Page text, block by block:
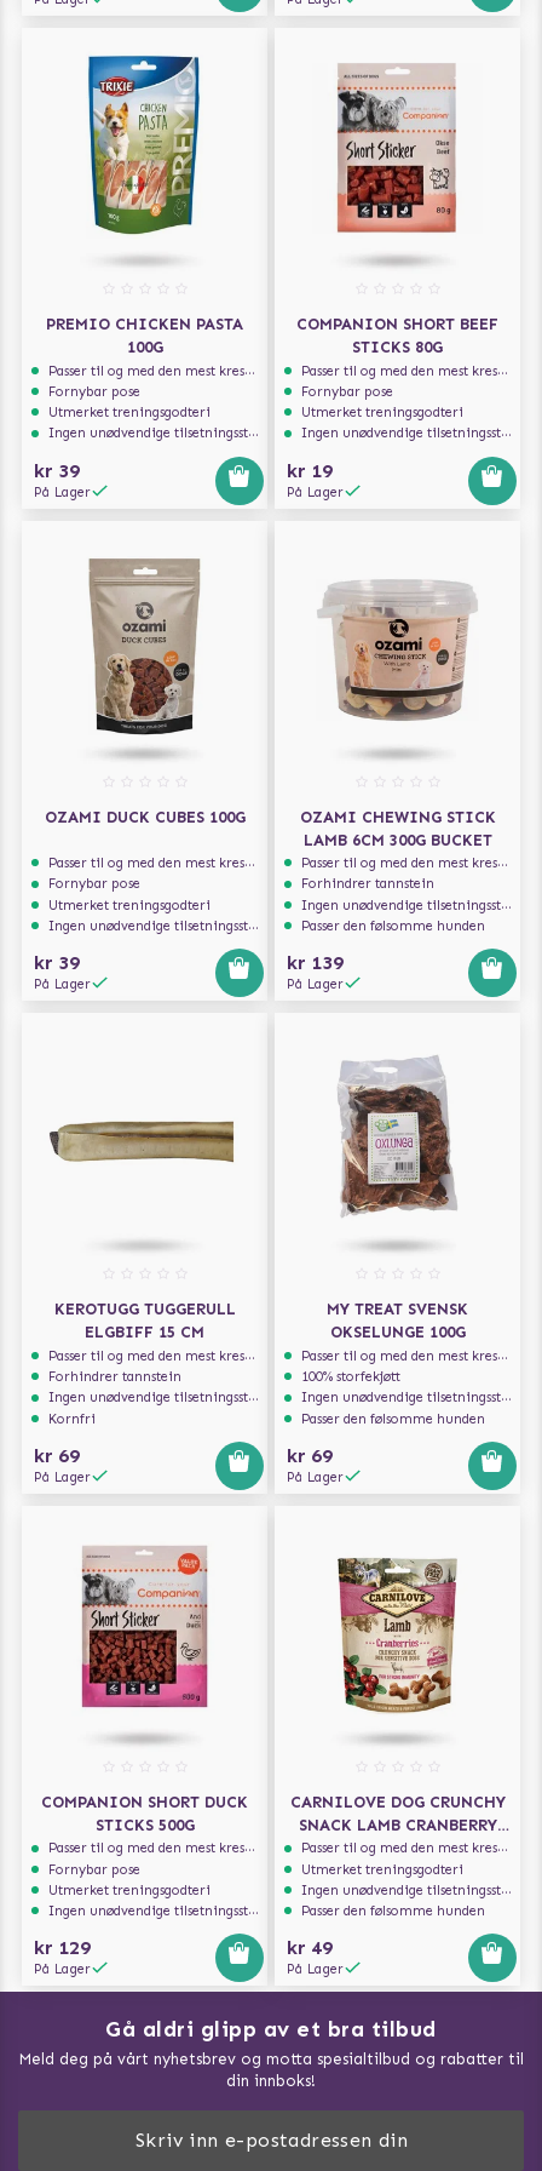
PREMIO CHICKEN PASTA
100G
Passer til og med den mest kresne hunden
Fornybar pose
Utmerket treningsgodteri
Ingen unødvendige tilsetningsstoffer
kr 39
På Lager
COMPANION SHORT BEEF
STICKS 80G
Passer til og med den mest kresne hunden
Fornybar pose
Utmerket treningsgodteri
Ingen unødvendige tilsetningsstoffer
kr 19
På Lager
OZAMI DUCK CUBES 100G
Passer til og med den mest kresne hunden
Fornybar pose
Utmerket treningsgodteri
Ingen unødvendige tilsetningsstoffer
kr 39
På Lager
OZAMI CHEWING STICK
LAMB 6CM 300G BUCKET
Passer til og med den mest kresne hunden
Forhindrer tannstein
Ingen unødvendige tilsetningsstoffer
Passer den følsomme hunden
kr 139
På Lager
KEROTUGG TUGGERULL
ELGBIFF 15 CM
Passer til og med den mest kresne hunden
Forhindrer tannstein
Ingen unødvendige tilsetningsstoffer
Kornfri
kr 69
På Lager
MY TREAT SVENSK
OKSELUNGE 100G
Passer til og med den mest kresne hunden
100% storfekjøtt
Ingen unødvendige tilsetningsstoffer
Passer den følsomme hunden
kr 69
På Lager
COMPANION SHORT DUCK
STICKS 500G
Passer til og med den mest kresne hunden
Fornybar pose
Utmerket treningsgodteri
Ingen unødvendige tilsetningsstoffer
kr 129
På Lager
CARNILOVE DOG CRUNCHY
SNACK LAMB CRANBERRY
200G
Passer til og med den mest kresne hunden
Utmerket treningsgodteri
Ingen unødvendige tilsetningsstoffer
Passer den følsomme hunden
kr 49
På Lager
Gå aldri glipp av et bra tilbud
Meld deg på vårt nyhetsbrev og motta spesialtilbud og rabatter til
din innboks!